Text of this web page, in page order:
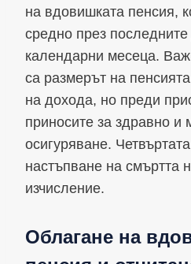
на вдовишката пенсия,
средно през
календарни месеца.
са размерът на
на дохода, но преди
приносите за здравно и
осигуряване.
настъпване на смъртта
изчисление.
Облагане на